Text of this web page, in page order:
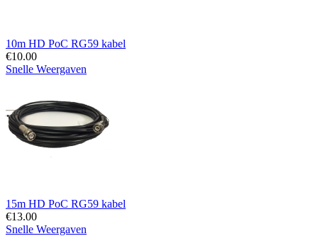
10m HD PoC RG59 kabel
€10.00
Snelle Weergaven
15m HD PoC RG59 kabel
€13.00
Snelle Weergaven